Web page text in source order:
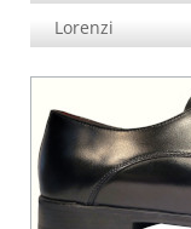
Lorenzi